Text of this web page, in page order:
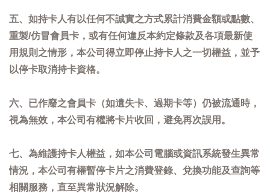
五、如持卡人有以任何不誠實之方式累計消費金額或點數、
重製/仿冒會員卡，或有任何違反本約定條款及各項最新使
用規則之情形，本公司得立即停止持卡人之一切權益，並予
以停卡取消持卡資格。
六、已作廢之會員卡（如遺失卡、過期卡等）仍被流通時，
視為無效，本公司有權將卡片收回，避免再次誤用。
七、為維護持卡人權益，如本公司電腦或資訊系統發生異常
情況，本公司有權暫停卡片之消費登錄、兌換功能及查詢等
相關服務，直至異常狀況解除。